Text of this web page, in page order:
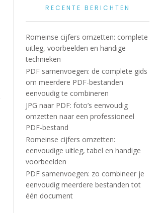
RECENTE BERICHTEN
Romeinse cijfers omzetten: complete
uitleg, voorbeelden en handige
technieken
PDF samenvoegen: de complete gids
om meerdere PDF-bestanden
eenvoudig te combineren
JPG naar PDF: foto’s eenvoudig
omzetten naar een professioneel
PDF-bestand
Romeinse cijfers omzetten:
eenvoudige uitleg, tabel en handige
voorbeelden
PDF samenvoegen: zo combineer je
eenvoudig meerdere bestanden tot
één document